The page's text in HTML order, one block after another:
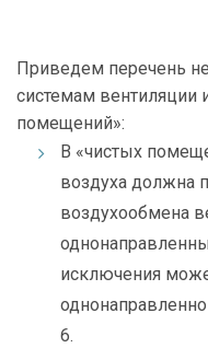
Приведем перечень
системам вентиляции
помещений»:
В «чистых
воздуха должна
воздухообмена
исключения
6.